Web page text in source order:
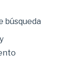
búsqueda